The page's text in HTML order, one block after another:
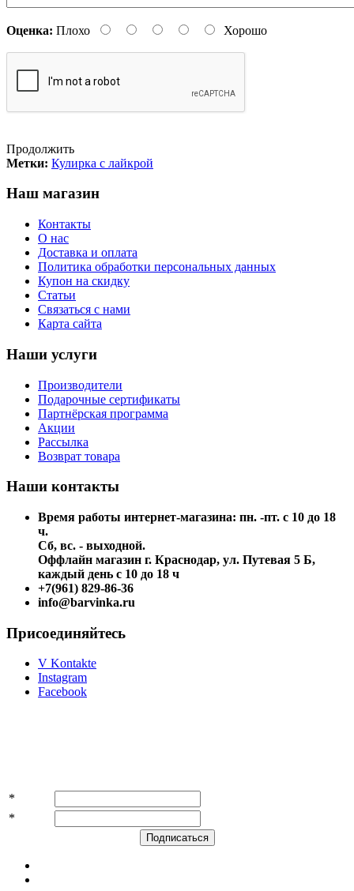
Оценка: Плохо Хорошо
Продолжить
Метки: Кулирка с лайкрой
Наш магазин
Контакты
О нас
Доставка и оплата
Политика обработки персональных данных
Купон на скидку
Статьи
Связаться с нами
Карта сайта
Наши услуги
Производители
Подарочные сертификаты
Партнёрская программа
Акции
Рассылка
Возврат товара
Наши контакты
Время работы интернет-магазина: пн. -пт. с 10 до 18
ч.
Сб, вс. - выходной.
Оффлайн магазин г. Краснодар, ул. Путевая 5 Б,
каждый день с 10 до 18 ч
+7(961) 829-86-36
info@barvinka.ru
Присоединяйтесь
V Kontakte
Instagram
Facebook
*
*